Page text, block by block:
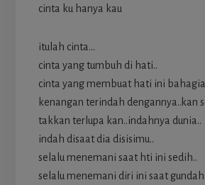
cinta ku hanya kau
itulah cinta…
cinta yang tumbuh di hati..
cinta yang membuat hati ini
kenangan terindah dengannya..kan
takkan terlupa kan..indahnya dunia..
indah disaat dia disisimu..
selalu menemani saat hti ini sedih..
selalu menemani diri ini saat